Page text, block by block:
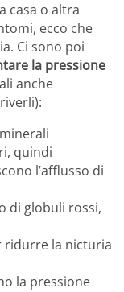
casa o altra
ecco che
Ci sono poi
la pressione
anche
quindi
l’afflusso di
di globuli rossi,
ridurre la nicturia
la pressione